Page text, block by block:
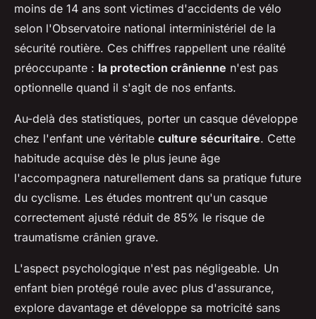
moins de 14 ans sont victimes d'accidents de vélo
selon l'Observatoire national interministériel de la
sécurité routière. Ces chiffres rappellent une réalité
préoccupante : la protection crânienne n'est pas
optionnelle quand il s'agit de nos enfants.
Au-delà des statistiques, porter un casque développe
chez l'enfant une véritable culture sécuritaire. Cette
habitude acquise dès le plus jeune âge
l'accompagnera naturellement dans sa pratique future
du cyclisme. Les études montrent qu'un casque
correctement ajusté réduit de 85% le risque de
traumatisme crânien grave.
L'aspect psychologique n'est pas négligeable. Un
enfant bien protégé roule avec plus d'assurance,
explore davantage et développe sa motricité sans